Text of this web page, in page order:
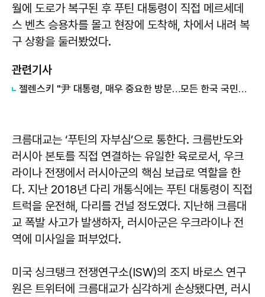
월에 도로가 복구된 후 푸틴 대통령이 직접 메르세데
스 벤츠 승용차를 몰고 현장에 도착해, 차에서 내려 복
구 상황을 둘러봤었다.
관련기사
젤렌스키 "尹 대통령, 매우 중요한 방문…모든 한국 국민에 감사"
크름대교는 ‘푸틴의 자부심’으로 통한다. 크름반도와
러시아 본토를 직접 연결하는 유일한 육로로서, 우크
라이나 전쟁에서 러시아군의 핵심 보급로 역할을 한
다. 지난 2018년 다리 개통식에는 푸틴 대통령이 직접
트럭을 운전해, 다리를 건널 정도였다. 지난해 크름대
교 폭발 사고가 발생하자, 러시아군은 우크라이나 전
역에 미사일을 퍼부었다.
미국 싱크탱크 전쟁연구소(ISW)의 조지 바로스 연구
원은 트위터에 크름대교가 심각하게 손상됐다면, 러시